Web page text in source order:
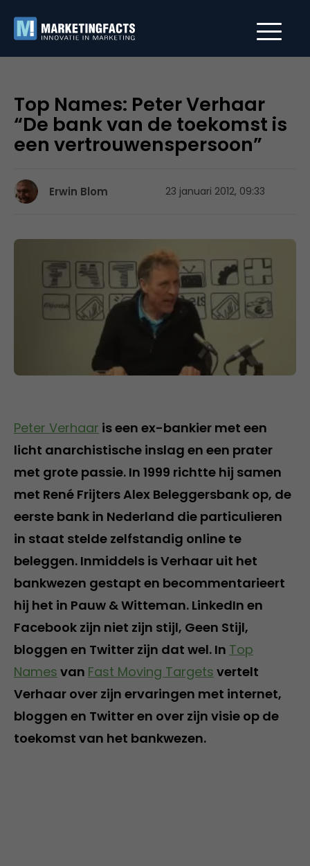
Top Names: Peter Verhaar
“De bank van de toekomst is
een vertrouwenspersoon”
Erwin Blom 23 januari 2012, 09:33
Peter Verhaar is een ex-bankier met een
licht anarchistische inslag en een prater
met grote passie. In 1999 richtte hij samen
met René Frijters Alex Beleggersbank op, de
eerste bank in Nederland die particulieren
in staat stelde zelfstandig online te
beleggen. Inmiddels is Verhaar uit het
bankwezen gestapt en becommentarieert
hij het in Pauw & Witteman. LinkedIn en
Facebook zijn niet zijn stijl, Geen Stijl,
bloggen en Twitter zijn dat wel. In Top
Names van Fast Moving Targets vertelt
Verhaar over zijn ervaringen met internet,
bloggen en Twitter en over zijn visie op de
toekomst van het bankwezen.